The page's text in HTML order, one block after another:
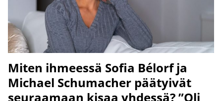
Miten ihmeessä Sofia Bélorf ja
Michael Schumacher päätyivät
seuraamaan kisaa yhdessä? ”Oli